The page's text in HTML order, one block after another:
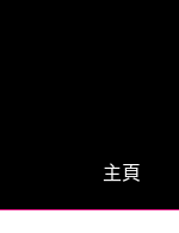
主頁